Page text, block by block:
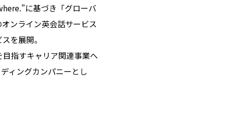
に基づき「グローバ
ンライン英会話サービス
を展開。
指すキャリア関連事業へ
ィングカンパニーとし